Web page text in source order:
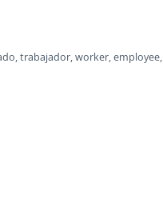
trabajador, worker, employee,